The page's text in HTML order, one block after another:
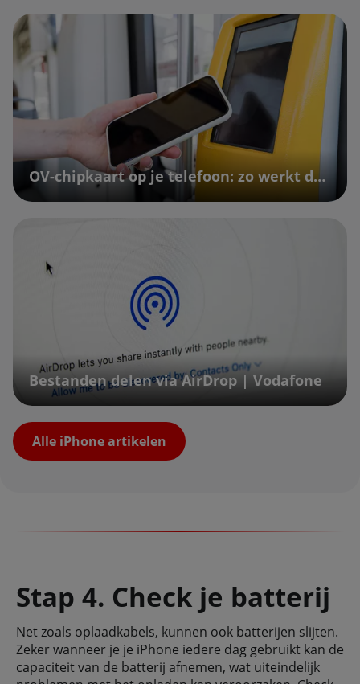
OV-chipkaart op je telefoon: zo werkt dat | Vodafone
Bestanden delen via AirDrop | Vodafone
Alle iPhone artikelen
Stap 4. Check je batterij
Net zoals oplaadkabels, kunnen ook batterijen slijten.
Zeker wanneer je je iPhone iedere dag gebruikt kan de
capaciteit van de batterij afnemen, wat uiteindelijk